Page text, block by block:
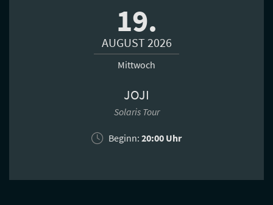
19.
AUGUST 2026
Mittwoch
JOJI
Solaris Tour
Beginn: 20:00 Uhr